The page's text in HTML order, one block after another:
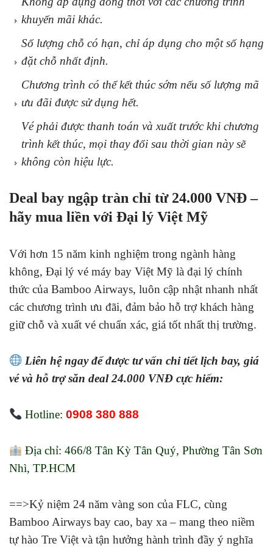
khuyến mãi khác.
Số lượng chỗ có hạn, chỉ áp dụng cho một số hạng
đặt chỗ nhất định.
Chương trình có thể kết thúc sớm nếu số lượng mã
ưu đãi được sử dụng hết.
Vé phải được thanh toán và xuất trước khi chương
trình kết thúc, mọi thay đổi sau thời gian này sẽ
không còn hiệu lực.
Deal bay ngập tràn chỉ từ 24.000 VNĐ –
hãy mua liền với Đại lý Việt Mỹ
Với hơn 15 năm kinh nghiệm trong ngành hàng
không, Đại lý vé máy bay Việt Mỹ là đại lý chính
thức của Bamboo Airways, luôn cập nhật nhanh nhất
các chương trình ưu đãi, đảm bảo hỗ trợ khách hàng
giữ chỗ và xuất vé chuẩn xác, giá tốt nhất thị trường.
Liên hệ ngay để được tư vấn chi tiết lịch bay, giá
vé và hỗ trợ săn deal 24.000 VNĐ cực hiếm:
Hotline:0908 380 888
Địa chỉ: 466/8 Tân Kỳ Tân Quý, Phường Tân Sơn
Nhì, TP.HCM
==>Kỷ niệm 24 năm vàng son của FLC, cùng
Bamboo Airways bay cao, bay xa – mang theo niềm
tự hào Tre Việt và tận hưởng hành trình đầy ý nghĩa